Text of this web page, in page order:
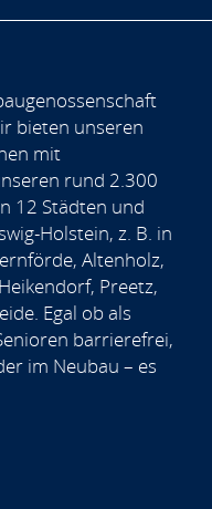
bieten unseren
mit
rund 2.300
12 Städten und
Holstein, z. B. in
Altenholz,
Preetz,
Egal ob als
barrierefrei,
im Neubau – es